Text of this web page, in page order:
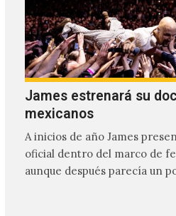
James estrenará su
mexicanos
A inicios de año James
oficial dentro del marco de
aunque después parecía un